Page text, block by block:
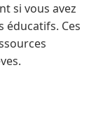
si vous avez
éducatifs. Ces